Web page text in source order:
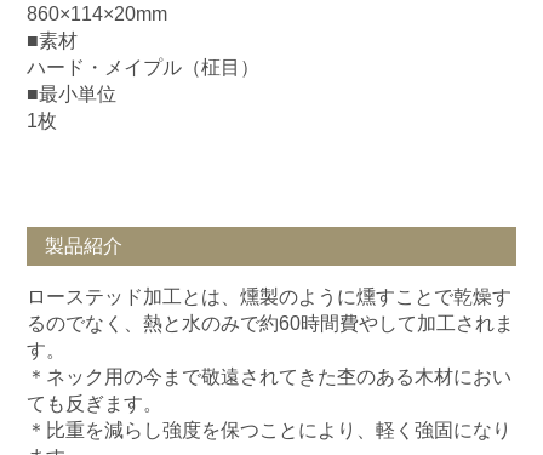
860×114×20mm
■素材
ハード・メイプル（柾目）
■最小単位
1枚
製品紹介
ローステッド加工とは、燻製のように燻すことで乾燥す
るのでなく、熱と水のみで約60時間費やして加工されま
す。
＊ネック用の今まで敬遠されてきた杢のある木材におい
ても反ぎます。
＊比重を減らし強度を保つことにより、軽く強固になり